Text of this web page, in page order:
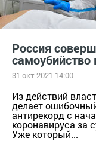
Россия
самоубийство
31 окт 2021 14:00
Из действий
делает
антирекорд с
коронавируса за
Уже который...